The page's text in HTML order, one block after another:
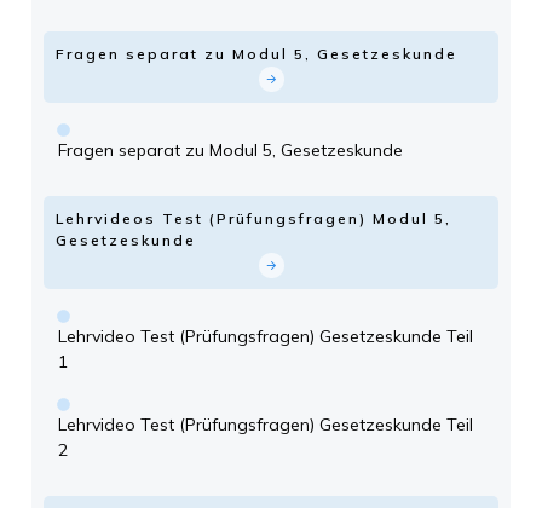
Fragen separat zu Modul 5, Gesetzeskunde
Fragen separat zu Modul 5, Gesetzeskunde
Lehrvideos Test (Prüfungsfragen) Modul 5,
Gesetzeskunde
Lehrvideo Test (Prüfungsfragen) Gesetzeskunde Teil
1
Lehrvideo Test (Prüfungsfragen) Gesetzeskunde Teil
2